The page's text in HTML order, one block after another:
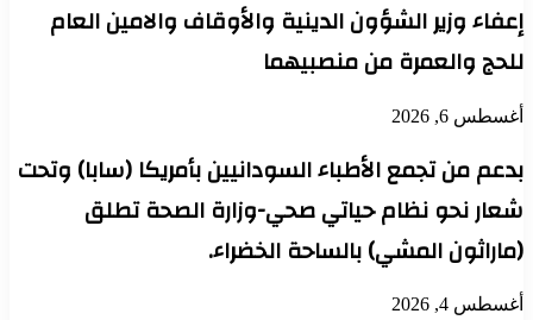
إعفاء وزير الشؤون الدينية والأوقاف والامين العام
للحج والعمرة من منصبيهما
أغسطس 6, 2026
بدعم من تجمع الأطباء السودانيين بأمريكا (سابا) وتحت
شعار نحو نظام حياتي صحي-وزارة الصحة تطلق
(ماراثون المشي) بالساحة الخضراء.
أغسطس 4, 2026